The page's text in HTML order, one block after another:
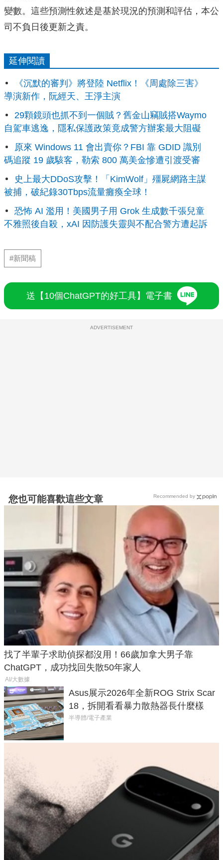
變數。這些預測性敘述是基於現況的預測和評估，本公
司不負日後更新之責。
延伸閱讀
《沉默的審判》將登陸 Netflix！《周處除三害》
導演新作，阮經天、王淨主演
29顆鏡頭也抓不到一個賊？舊金山竊賊搭Waymo
自駕車逃逸，隱私保護政策竟成警方辦案最大阻礙
原來 Windows 11 會出賣你？FBI 靠 GDID 識別
碼追蹤 19 歲駭客，勒索 800 萬美金慘遭引渡受審
史上最大DDoS攻擊！「KimWolf」殭屍網路主謀
被捕，破紀錄30Tbps流量癱瘓全球！
恐怖 AI 濫用！美國男子用 Grok 生成數千張兒童
不雅照後自殺，xAI 因防護失靈與不配合警方遭起訴
#新聞稿
送【10個ChatGPT的好工具】電子書
ADVERTISEMENT
您也可能喜歡這些文章
找了半輩子求助偵探都沒用！66歲加拿大男子靠
ChatGPT，成功找回失散50年家人
AI/大數據
Asus展示2026年全新ROG Strix Scar
18，拆開看看暴力散熱器長什麼樣
半導體/電子產業
Recommended by